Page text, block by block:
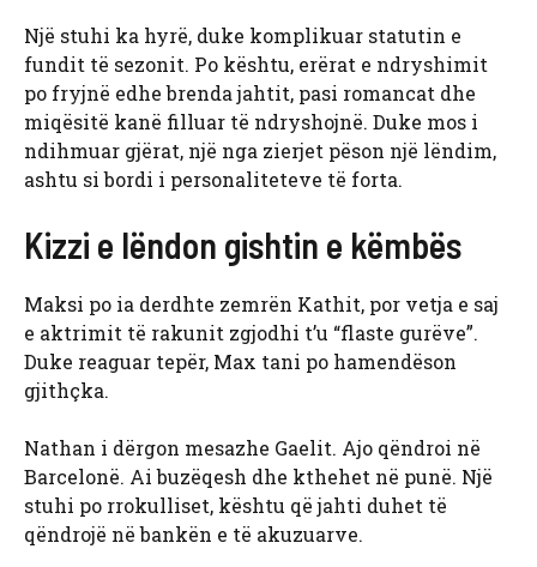
Një stuhi ka hyrë, duke komplikuar statutin e
fundit të sezonit. Po kështu, erërat e ndryshimit
po fryjnë edhe brenda jahtit, pasi romancat dhe
miqësitë kanë filluar të ndryshojnë. Duke mos i
ndihmuar gjërat, një nga zierjet pëson një lëndim,
ashtu si bordi i personaliteteve të forta.
Kizzi e lëndon gishtin e këmbës
Maksi po ia derdhte zemrën Kathit, por vetja e saj
e aktrimit të rakunit zgjodhi t’u “flaste gurëve”.
Duke reaguar tepër, Max tani po hamendëson
gjithçka.
Nathan i dërgon mesazhe Gaelit. Ajo qëndroi në
Barcelonë. Ai buzëqesh dhe kthehet në punë. Një
stuhi po rrokulliset, kështu që jahti duhet të
qëndrojë në bankën e të akuzuarve.